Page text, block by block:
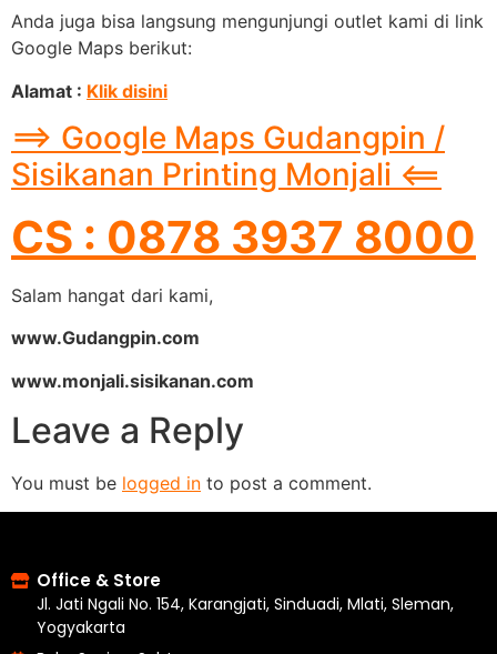
Anda juga bisa langsung mengunjungi outlet kami di link
Google Maps berikut:
Alamat : Klik disini
==> Google Maps Gudangpin /
Sisikanan Printing Monjali <==
CS : 0878 3937 8000
Salam hangat dari kami,
www.Gudangpin.com
www.monjali.sisikanan.com
Leave a Reply
You must be logged in to post a comment.
Office & Store
Jl. Jati Ngali No. 154, Karangjati, Sinduadi, Mlati, Sleman,
Yogyakarta